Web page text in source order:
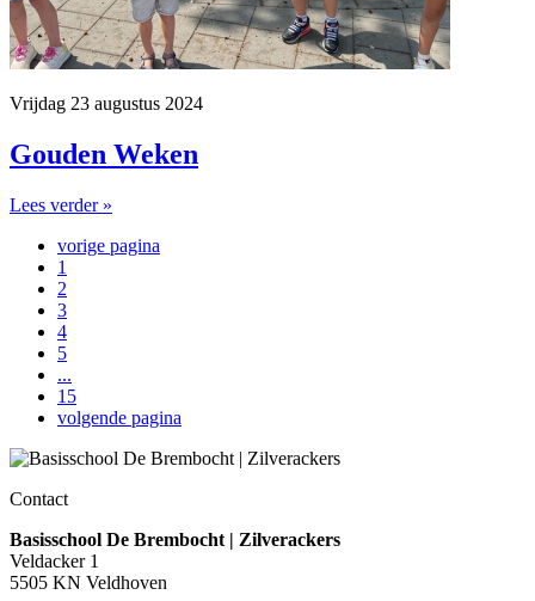
Vrijdag 23 augustus 2024
Gouden Weken
Lees verder »
vorige pagina
1
2
3
4
5
...
15
volgende pagina
Contact
Basisschool De Brembocht | Zilverackers
Veldacker 1
5505 KN Veldhoven